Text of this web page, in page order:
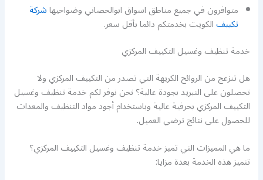
متوافرون في جميع مناطق اسواق ابوالحصاني وضواحيهاشركة
تكييفالكويت بخدمتكم دائما بأقل سعر.
خدمة تنظيف وغسيل التكييف المركزي
هل تنزعج من الروائح الكريهة التي تصدر من التكييف المركزي ولا
تحصلون على التبريد بجودة عالية؟ نحن نوفر لكم خدمة تنظيف وغسيل
التكييف المركزي بحرفية عالية وباستخدام أجود مواد التنظيف والمعدات
للحصول على نتائج ترضي العميل.
ما هي المميزات التي تميز خدمة تنظيف وغسيل التكييف المركزي؟
تتميز هذه الخدمة بعدة مزايا: